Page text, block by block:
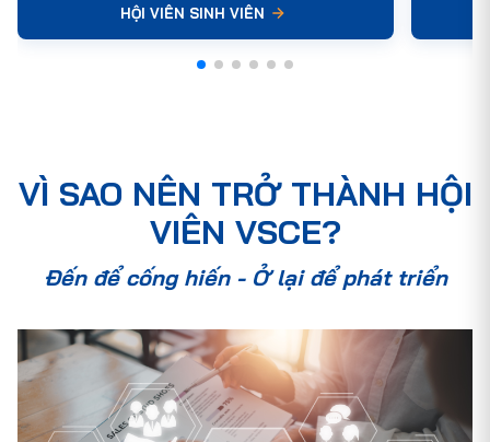
HỘI VIÊN SINH VIÊN
VÌ SAO NÊN TRỞ THÀNH HỘI
VIÊN VSCE?
Đến để cống hiến - Ở lại để phát triển